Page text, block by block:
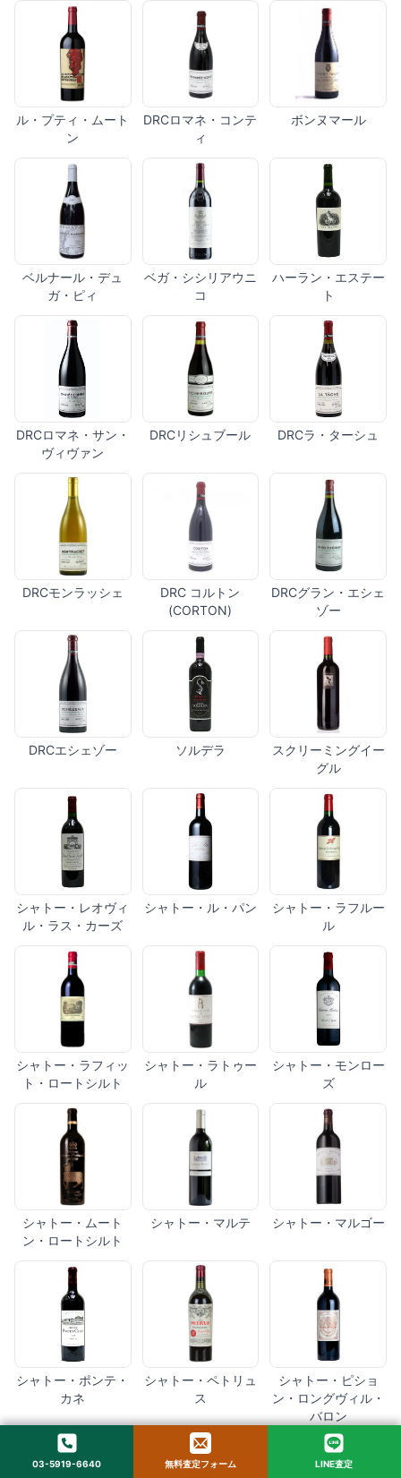
ル・プティ・ムート
ン
DRCロマネ・コンテ
ィ
ボンヌマール
ベルナール・デュ
ガ・ピィ
ベガ・シシリアウニ
コ
ハーラン・エステー
ト
DRCロマネ・サン・
ヴィヴァン
DRCリシュブール DRCラ・ターシュ
DRCモンラッシェ
DRC コルトン
(CORTON)
DRCグラン・エシェ
ゾー
DRCエシェゾー ソルデラ
スクリーミングイー
グル
シャトー・レオヴィ
ル・ラス・カーズ
シャトー・ル・パン
シャトー・ラフルー
ル
シャトー・ラフィッ
ト・ロートシルト
シャトー・ラトゥー
ル
シャトー・モンロー
ズ
シャトー・ムート
ン・ロートシルト
シャトー・マルテ シャトー・マルゴー
シャトー・ポンテ・
カネ
シャトー・ペトリュ
ス
シャトー・ピショ
ン・ロングヴィル・
バロン
03-5919-6640 無料査定フォーム LINE査定